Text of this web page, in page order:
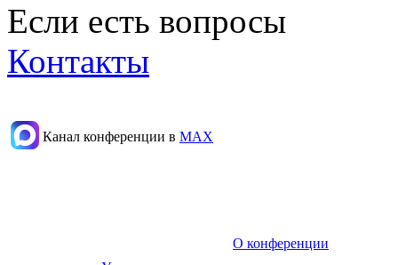
Если есть вопросы
Контакты
Канал конференции в МАХ
О конференции